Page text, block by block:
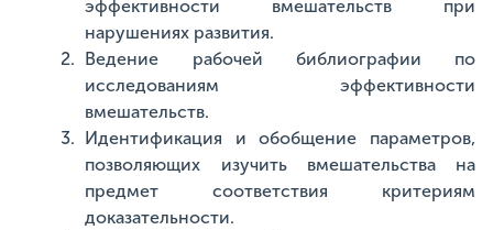
эффективности вмешательств при
нарушениях развития.
Ведение рабочей библиографии по
исследованиям эффективности
вмешательств.
Идентификация и обобщение параметров,
позволяющих изучить вмешательства на
предмет соответствия критериям
доказательности.